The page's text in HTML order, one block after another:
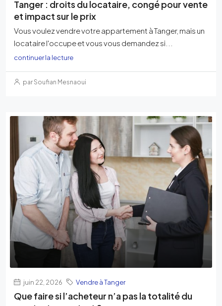
Tanger : droits du locataire, congé pour vente
et impact sur le prix
Vous voulez vendre votre appartement à Tanger, mais un
locataire l'occupe et vous vous demandez si...
continuer la lecture
par Soufian Mesnaoui
juin 22, 2026 Vendre à Tanger
Que faire si l’acheteur n’a pas la totalité du